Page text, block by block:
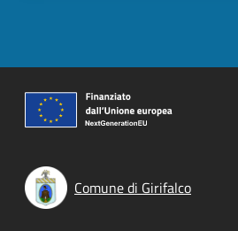
Comune di Girifalco